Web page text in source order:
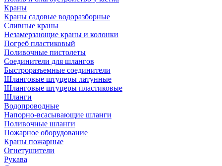
Краны
Краны садовые водоразборные
Сливные краны
Незамерзающие краны и колонки
Погреб пластиковый
Поливочные пистолеты
Соединители для шлангов
Быстроразъемные соединители
Шланговые штуцеры латунные
Шланговые штуцеры пластиковые
Шланги
Водопроводные
Напорно-всасывающие шланги
Поливочные шланги
Пожарное оборудование
Краны пожарные
Огнетушители
Рукава